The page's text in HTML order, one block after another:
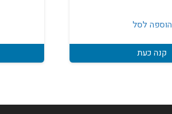
הוספה לסל
קנה כעת